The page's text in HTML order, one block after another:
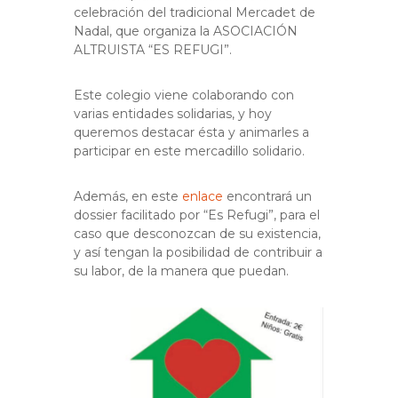
celebración del tradicional Mercadet de
Nadal, que organiza la ASOCIACIÓN
ALTRUISTA “ES REFUGI”.
Este colegio viene colaborando con
varias entidades solidarias, y hoy
queremos destacar ésta y animarles a
participar en este mercadillo solidario.
Además, en este enlace encontrará un
dossier facilitado por “Es Refugi”, para el
caso que desconozcan de su existencia,
y así tengan la posibilidad de contribuir a
su labor, de la manera que puedan.